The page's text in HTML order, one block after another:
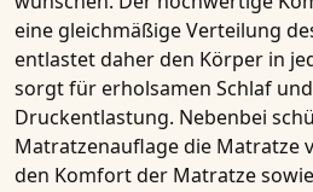
eine gleichmäßige Verteilung
entlastet daher den Körper in
sorgt für erholsamen Schlaf
Druckentlastung. Nebenbei
Matratzenauflage die Matratze
den Komfort der Matratze